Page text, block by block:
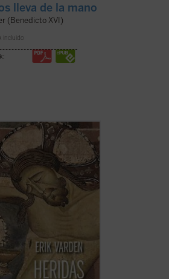
lleva de la mano
(Benedicto XVI)
incluido
el sufrimiento se
y las respuestas
ya no bastan? El monje y
nos propone un
en un antiguo
este libro nos invita